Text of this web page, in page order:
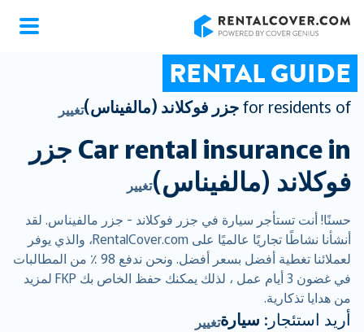
RENTAL GUIDE
for residents ofجزر فوكلاند (مالفيناس)تغيير
Car rental insurance inجزر
فوكلاند (مالفيناس)تغيير
حسنًا! أنت تستأجر سيارة في جزر فوكلاند - جزر مالفيناس. لقد
أنشأنا نشاطًا تجاريًا عالميًا على RentalCover.com، والذي يوفر
لعملائنا تغطية أفضل بسعر أفضل. ونحن ندفع 98 ٪ من المطالبات
في غضون 3 أيام عمل ، لذلك يمكنك حفظ الخاص بك FKP لمزيد
من هدايا تذكارية.
أريد استئجار: سيارةتغيير